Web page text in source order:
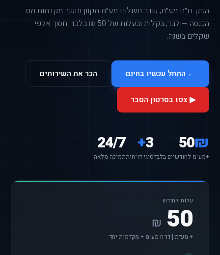
הפק דו״ח מע״מ, שדר תשלום מע״מ מקוון וחשב מקדמות מס
הכנסה — לבד, בקלות ובעלות של 50 ₪ בלבד. חסוך אלפי
שקלים בשנה.
← התחל עכשיו בחינם הכר את השירותים
▶ צפו בסרטון הסבר
50₪
+מע״מ לחודשיים בלבד
3
+
סוגי דו״חות
24/7
תמיכה מלאה
עלות לחודש
50
₪
+ מע״מ | דו״ח מע״מ + מקדמות יחד